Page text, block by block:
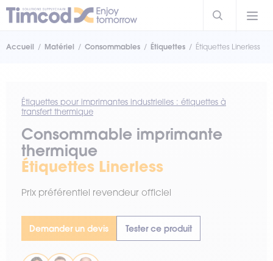
Accueil Matériel Consommables Étiquettes Étiquettes Linerless
Étiquettes pour imprimantes industrielles : étiquettes à
transfert thermique
Consommable imprimante
thermique
Étiquettes Linerless
Prix préférentiel revendeur officiel
Demander un devis Tester ce produit